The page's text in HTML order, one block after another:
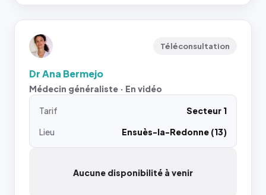
Téléconsultation
Dr Ana Bermejo
Médecin généraliste · En vidéo
Tarif
Secteur 1
Lieu
Ensuès-la-Redonne (13)
Aucune disponibilité à venir